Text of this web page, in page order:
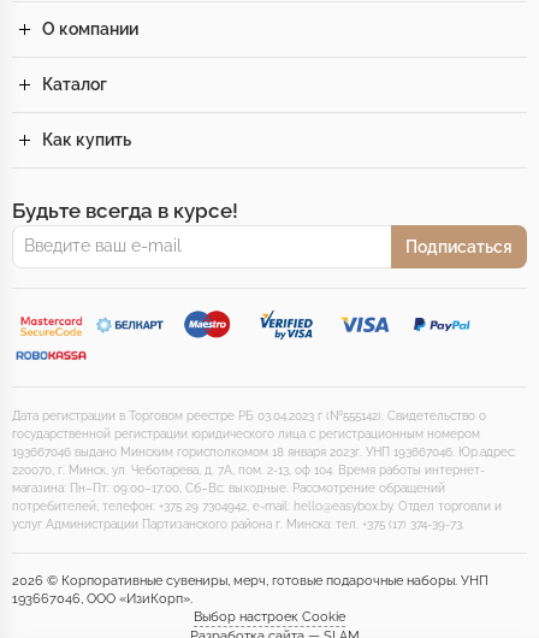
О компании
Каталог
Как купить
Будьте всегда в курсе!
Подписаться
Дата регистрации в Торговом реестре РБ 03.04.2023 г (№555142). Свидетельство о
государственной регистрации юридического лица с регистрационным номером
193667046 выдано Минским горисполкомом 18 января 2023г. УНП 193667046. Юр.адрес:
220070, г. Минск, ул. Чеботарева, д. 7А, пом. 2-13, оф 104. Время работы интернет-
магазина: Пн–Пт: 09:00–17:00, Сб–Вс: выходные. Рассмотрение обращений
потребителей, телефон: +375 29 7304942, e-mail: hello@easybox.by. Отдел торговли и
услуг Администрации Партизанского района г. Минска: тел. +375 (17) 374-39-73.
2026 © Корпоративные сувениры, мерч, готовые подарочные наборы. УНП
193667046, ООО «ИзиКорп».
Выбор настроек Cookie